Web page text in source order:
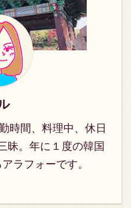
ラブストーリーにハマる
人が続出のドラマです！
韓国ドラマ《七日の王
妃》8話のあらすじ 7話
では、ヨクが生きている
と知った燕山君は、都承
す。 都承旨は捕らえたシ
ン・チェギョンをおとり
にして、ヨクをおびき出
そうとするのですが ...
時間、料理中、休日
昧。年に１度の韓国
ラフォーです。